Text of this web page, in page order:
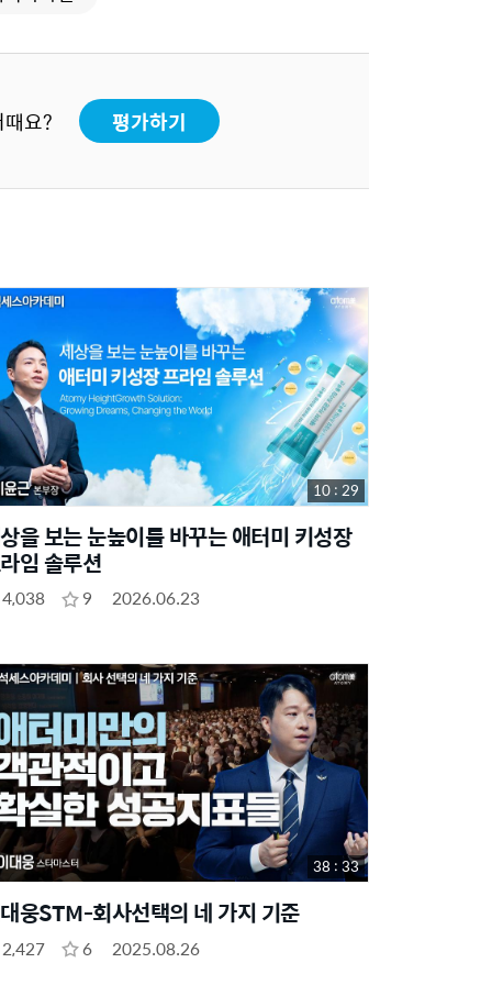
요? 평가하기
을 보는 눈높이를 바꾸는 애터미 키성장
임 솔루션
4,038 9 2026.06.23
10 : 29
웅STM-회사선택의 네 가지 기준
2,427 6 2025.08.26
38 : 33